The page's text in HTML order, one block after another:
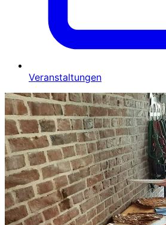
Veranstaltungen